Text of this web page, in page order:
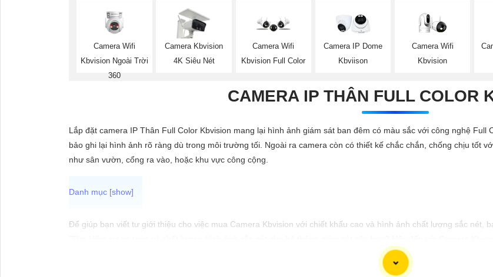
Camera Wifi
Kbvision Ngoài Trời
360
Camera Kbvision
4K Siêu Nét
Camera Wifi
Kbvision Full Color
Camera IP Dome
Kbviison
Camera Wifi
Kbvision
CAMERA IP THÂN FULL COLOR
Lắp đặt camera IP Thân Full Color Kbvision mang lại hình ảnh giám sát ban đêm có màu sắc với công nghệ
bảo ghi lại hình ảnh rõ ràng dù trong môi trường tối. Ngoài ra camera còn có thiết kế chắc chắn, chống chịu tốt
như sân vườn, cổng ra vào, hoặc khu vực công cộng.
Để giúp bạn viết tư giới thiệu cho việc mua Camera Kbvision với chiết khấu cao và hình ảnh chất lượng sắc nét,
hàng đầu, Camera Kbvision mang đến cho bạn hình ảnh chất lượng cao, rõ nét và độ tin cậy cao. Đừng để bất
Hãy đầu tư vào Camera Kbvision và yên tâm bảo vệ gia đình và tài sản của bạn ngay hôm nay!"